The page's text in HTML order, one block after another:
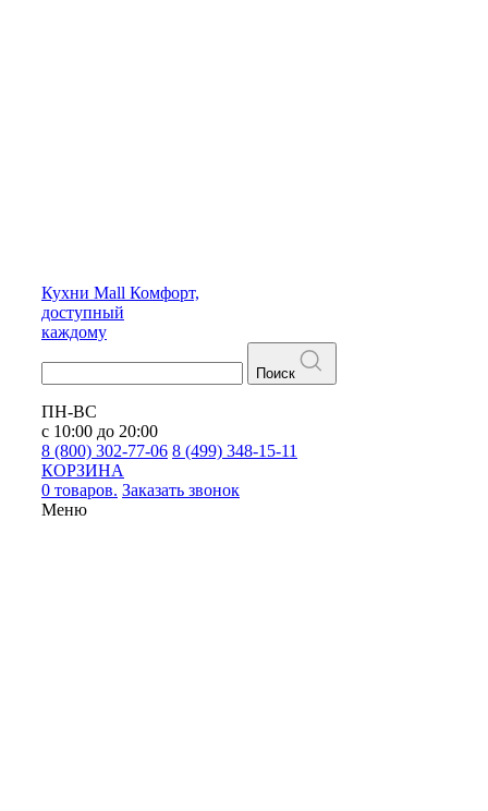
Кухни Mall Комфорт,
доступный
каждому
Поиск
ПН-ВС
с 10:00 до 20:00
8 (800) 302-77-06 8 (499) 348-15-11
КОРЗИНА
0 товаров. Заказать звонок
Меню